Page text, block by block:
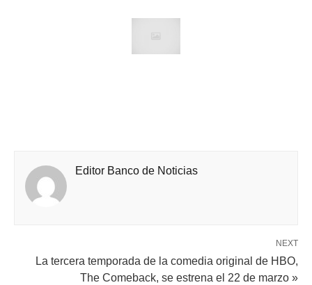
Editor Banco de Noticias
NEXT
La tercera temporada de la comedia original de HBO,
The Comeback, se estrena el 22 de marzo »